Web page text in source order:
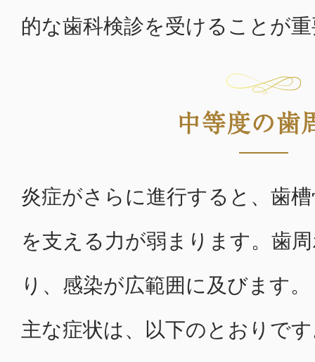
的な歯科検診を受けることが
中等度の歯
炎症がさらに進行すると、歯
を支える力が弱まります。歯
り、感染が広範囲に及びます。
主な症状は、以下のとおりで